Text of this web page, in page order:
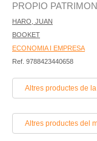
PROPIO
HARO, JUAN
BOOKET
ECONOMIA I EMPRESA
Ref. 9788423440658
Altres productes de
Altres productes del